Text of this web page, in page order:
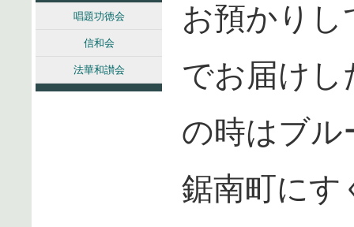
唱題功徳会
信和会
法華和讃会
お預かり
でお届けし
の時はブル
鋸南町にす